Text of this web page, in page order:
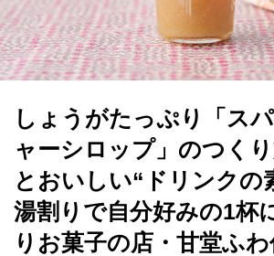
しょうがたっぷり「ス
ャーシロップ」のつく
とおいしい“ドリンクの
湯割りで自分好みの1杯
りお菓子の店・甘堂ふ